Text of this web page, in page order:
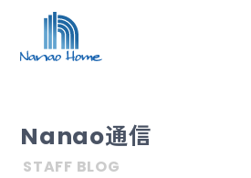
Nanao通信
STAFF BLOG